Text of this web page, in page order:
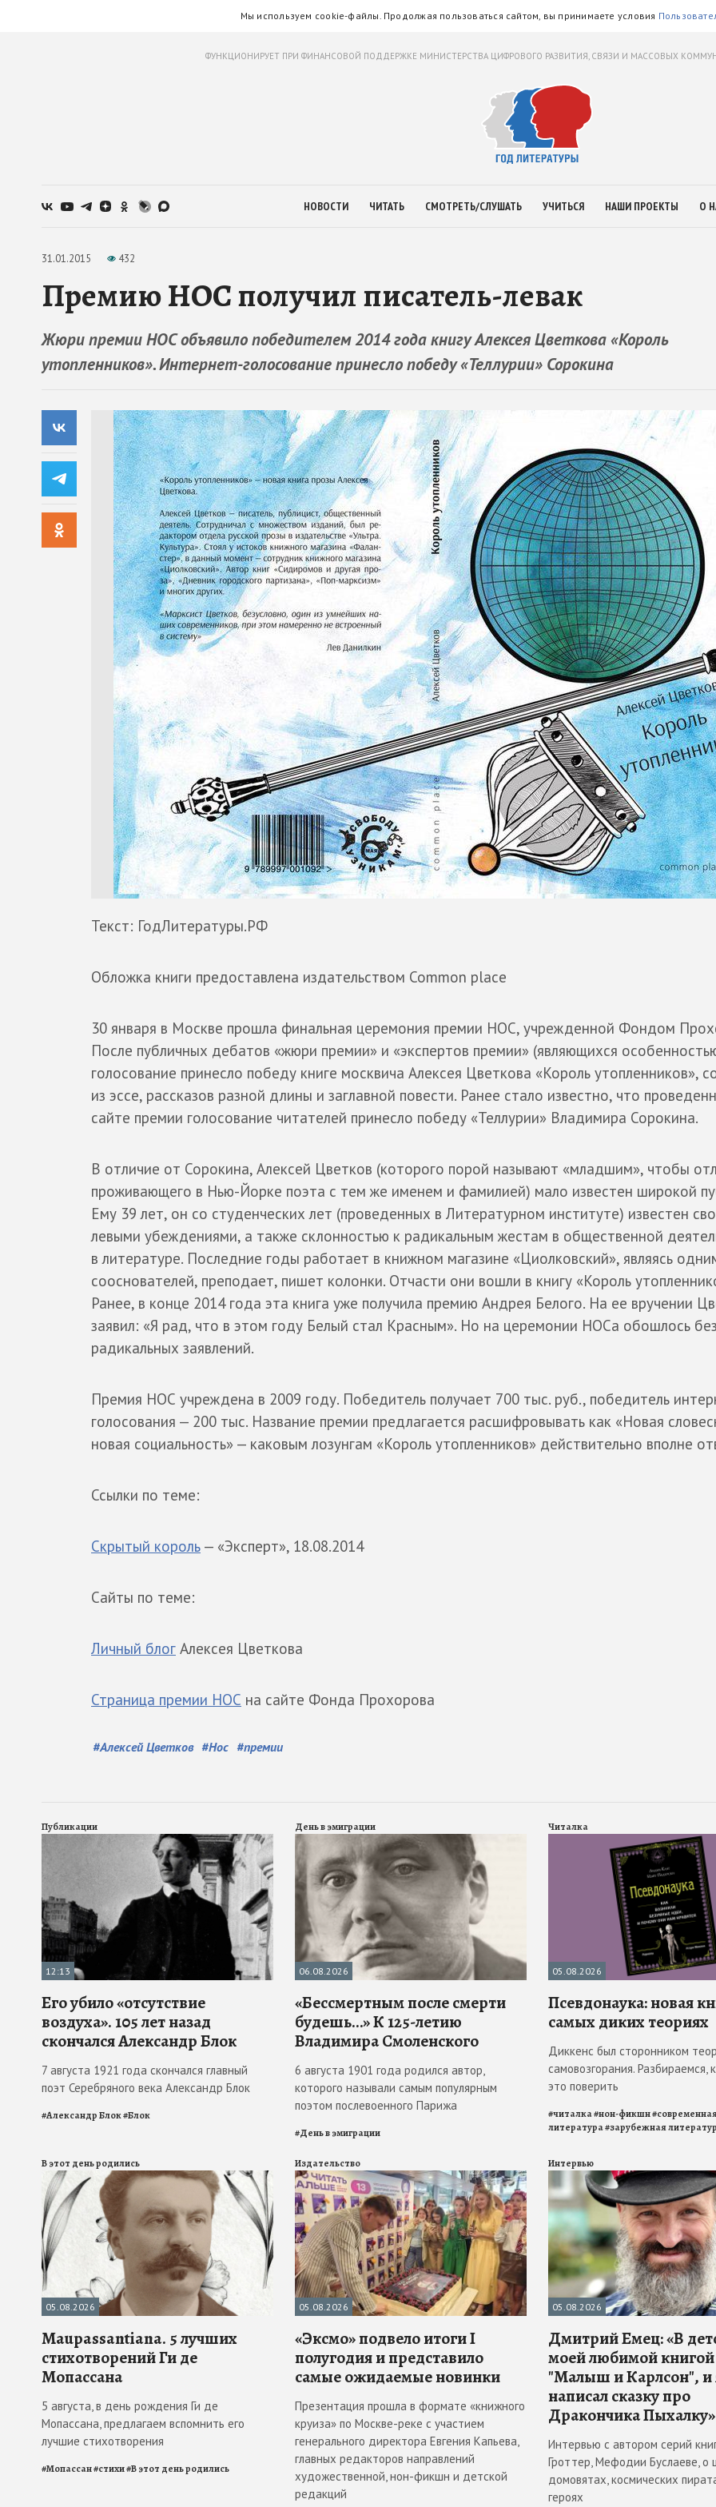
Мы используем cookie-файлы. Продолжая пользоваться сайтом, вы принимаете условия
ФУНКЦИОНИРУЕТ ПРИ ФИНАНСОВОЙ ПОДДЕРЖКЕ МИНИСТЕРСТВА ЦИФРОВОГО РАЗВИТИЯ, СВЯЗИ И МАССОВЫХ
НОВОСТИ ЧИТАТЬ СМОТРЕТЬ/СЛУШАТЬ УЧИТЬСЯ НАШИ ПРОЕКТЫ О
31.01.2015 432
Премию НОС получил писатель-левак
Жюри премии НОС объявило победителем 2014 года книгу Алексея Цветкова «Король
утопленников». Интернет-голосование принесло победу «Теллурии» Сорокина
Текст: ГодЛитературы.РФ
Обложка книги предоставлена издательством Common place
30 января в Москве прошла финальная церемония премии НОС, учрежденной Фондом
После публичных дебатов «жюри премии» и «экспертов премии» (являющихся
голосование принесло победу книге москвича Алексея Цветкова «Король утопленников»,
из эссе, рассказов разной длины и заглавной повести. Ранее стало известно, что
сайте премии голосование читателей принесло победу «Теллурии» Владимира Сорокина.
В отличие от Сорокина, Алексей Цветков (которого порой называют «младшим», чтобы
проживающего в Нью-Йорке поэта с тем же именем и фамилией) мало известен широкой
Ему 39 лет, он со студенческих лет (проведенных в Литературном институте) известен
левыми убеждениями, а также склонностью к радикальным жестам в общественной
в литературе. Последние годы работает в книжном магазине «Циолковский», являясь
сооснователей, преподает, пишет колонки. Отчасти они вошли в книгу «Король
Ранее, в конце 2014 года эта книга уже получила премию Андрея Белого. На ее вручении
заявил: «Я рад, что в этом году Белый стал Красным». Но на церемонии НОСа обошлось без
радикальных заявлений.
Премия НОС учреждена в 2009 году. Победитель получает 700 тыс. руб., победитель
голосования — 200 тыс. Название премии предлагается расшифровывать как «Новая
новая социальность» — каковым лозунгам «Король утопленников» действительно вполне
Ссылки по теме:
Скрытый король — «Эксперт», 18.08.2014
Сайты по теме:
Личный блог Алексея Цветкова
Страница премии НОС на сайте Фонда Прохорова
#Алексей Цветков #Нос #премии
Публикации
12:13
Его убило «отсутствие
воздуха». 105 лет назад
скончался Александр Блок
7 августа 1921 года скончался главный
поэт Серебряного века Александр Блок
#Александр Блок#Блок
День в эмиграции
06.08.2026
«Бессмертным после смерти
будешь…» К 125-летию
Владимира Смоленского
6 августа 1901 года родился автор,
которого называли самым популярным
поэтом послевоенного Парижа
#День в эмиграции
Читалка
05.08.2026
Псевдонаука: новая
самых диких теориях
Диккенс был сторонником
самовозгорания. Разбираемся,
это поверить
#читалка#нон-фикшн#
литература#зарубежная
В этот день родились
05.08.2026
Maupassantiana. 5 лучших
стихотворений Ги де
Мопассана
5 августа, в день рождения Ги де
Мопассана, предлагаем вспомнить его
лучшие стихотворения
#Мопассан#стихи#В этот день родились
Издательство
05.08.2026
«Эксмо» подвело итоги I
полугодия и представило
самые ожидаемые новинки
Презентация прошла в формате «книжного
круиза» по Москве-реке с участием
генерального директора Евгения Капьева,
главных редакторов направлений
художественной, нон-фикшн и детской
редакций
Интервью
05.08.2026
Дмитрий Емец: «В
моей любимой
"Малыш и Карлсон", и
написал сказку про
Дракончика Пыхалку»
Интервью с автором серий
Гроттер, Мефодии Буслаеве, о
домовятах, космических
героях